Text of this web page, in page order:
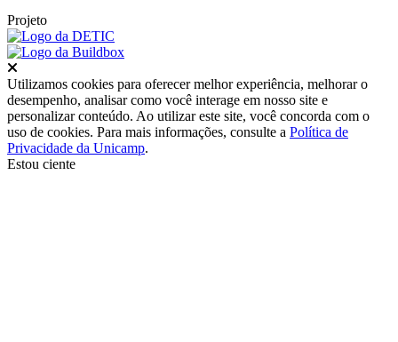
Projeto
Utilizamos cookies para oferecer melhor experiência, melhorar o
desempenho, analisar como você interage em nosso site e
personalizar conteúdo. Ao utilizar este site, você concorda com o
uso de cookies. Para mais informações, consulte a Política de
Privacidade da Unicamp.
Estou ciente